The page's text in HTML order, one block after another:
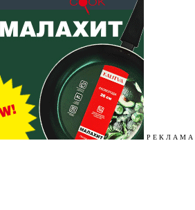
Р Е К Л А М А